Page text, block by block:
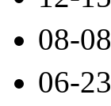
08-08
06-23